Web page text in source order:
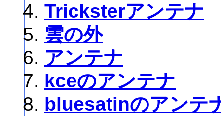
Tricksterアンテナ
雲の外
アンテナ
kceのアンテナ
bluesatinのアンテ